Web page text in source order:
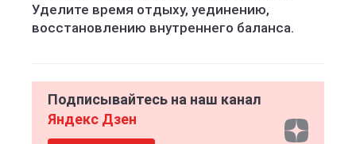
Уделите время отдыху, уединению,
восстановлению внутреннего баланса.
Подписывайтесь на наш канал
Яндекс Дзен